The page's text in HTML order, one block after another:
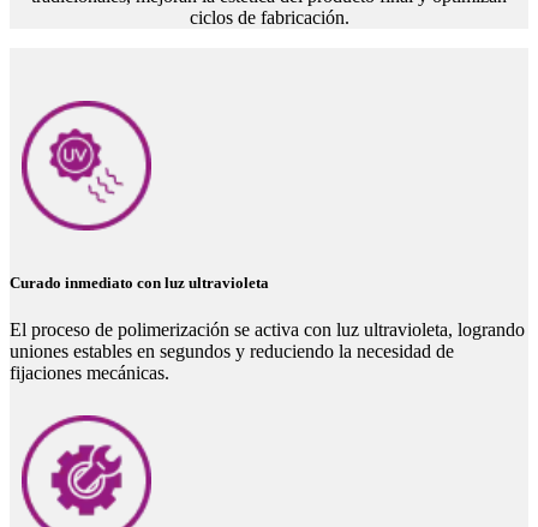
ciclos de fabricación.
Curado inmediato con luz ultravioleta
El proceso de polimerización se activa con luz ultravioleta, logrando
uniones estables en segundos y reduciendo la necesidad de
fijaciones mecánicas.